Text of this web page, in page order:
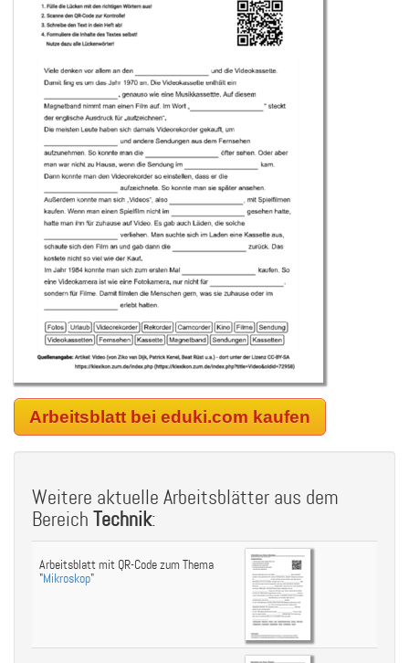
Arbeitsblatt bei eduki.com kaufen
Weitere aktuelle Arbeitsblätter aus dem
Bereich Technik:
Arbeitsblatt mit QR-Code zum Thema
"Mikroskop"